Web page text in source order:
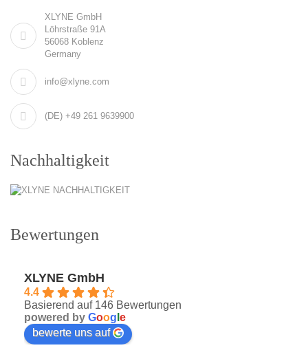
XLYNE GmbH
Löhrstraße 91A
56068 Koblenz
Germany
info@xlyne.com
(DE) +49 261 9639900
Nachhaltigkeit
Bewertungen
XLYNE GmbH
4.4
Basierend auf 146 Bewertungen
powered by Goog e
bewerte uns auf